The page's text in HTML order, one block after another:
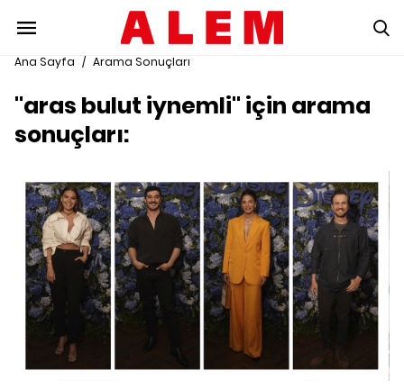
Ana Sayfa / Arama Sonuçları
"aras bulut iynemli" için arama
sonuçları: